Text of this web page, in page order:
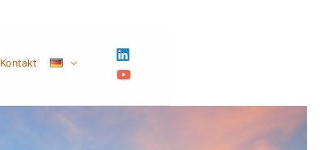
Kontakt